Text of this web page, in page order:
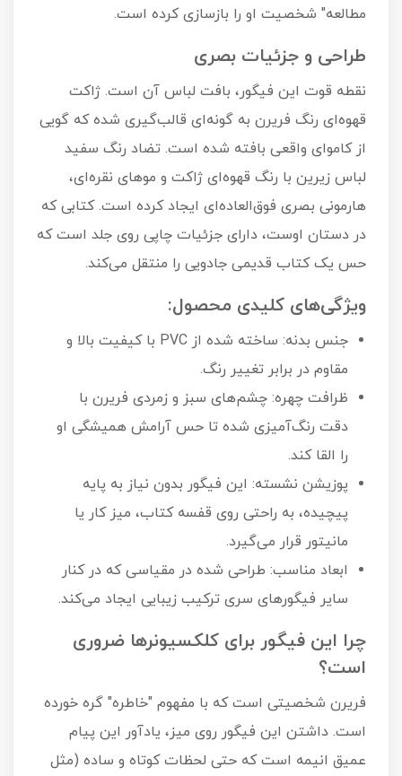
مطالعه" شخصیت او را بازسازی کرده است.
طراحی و جزئیات بصری
نقطه قوت این فیگور، بافت لباس آن است. ژاکت
قهوه‌ای رنگ فریرن به گونه‌ای قالب‌گیری شده که گویی
از کاموای واقعی بافته شده است. تضاد رنگ سفید
لباس زیرین با رنگ قهوه‌ای ژاکت و موهای نقره‌ای،
هارمونی بصری فوق‌العاده‌ای ایجاد کرده است. کتابی که
در دستان اوست، دارای جزئیات چاپی روی جلد است که
حس یک کتاب قدیمی جادویی را منتقل می‌کند.
ویژگی‌های کلیدی محصول:
جنس بدنه: ساخته شده از PVC با کیفیت بالا و
مقاوم در برابر تغییر رنگ.
ظرافت چهره: چشم‌های سبز و زمردی فریرن با
دقت رنگ‌آمیزی شده تا حس آرامش همیشگی او
را القا کند.
پوزیشن نشسته: این فیگور بدون نیاز به پایه
پیچیده، به راحتی روی قفسه کتاب، میز کار یا
مانیتور قرار می‌گیرد.
ابعاد مناسب: طراحی شده در مقیاسی که در کنار
سایر فیگورهای سری ترکیب زیبایی ایجاد می‌کند.
چرا این فیگور برای کلکسیونرها ضروری
است؟
فریرن شخصیتی است که با مفهوم "خاطره" گره خورده
است. داشتن این فیگور روی میز، یادآور این پیام
عمیق انیمه است که حتی لحظات کوتاه و ساده (مثل